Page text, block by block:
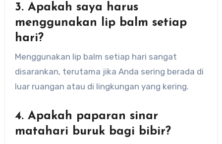
3. Apakah saya harus
menggunakan lip balm setiap
hari?
Menggunakan lip balm setiap hari sangat
disarankan, terutama jika Anda sering berada di
luar ruangan atau di lingkungan yang kering.
4. Apakah paparan sinar
matahari buruk bagi bibir?